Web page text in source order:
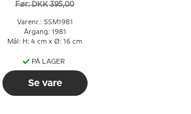
Før: DKK 395,00
Varenr.: SSM1981
Årgang: 1981
Mål: H: 4 cm x Ø: 16 cm
PÅ LAGER
Se vare